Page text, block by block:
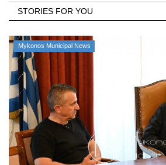
STORIES FOR YOU
Mykonos Municipal News